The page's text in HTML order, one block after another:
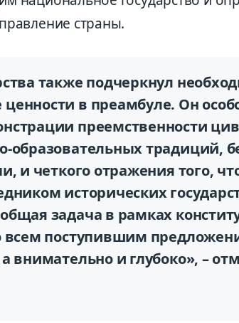
страны.
также подчеркнул
в преамбуле. Он
преемственности
образовательных традиций,
и четкого отражения того,
исторических
задача в рамках
всем поступившим
внимательно и глубоко», –